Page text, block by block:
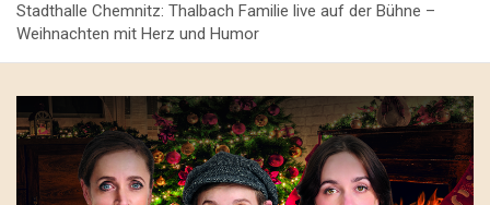
Stadthalle Chemnitz: Thalbach Familie live auf der Bühne –
Weihnachten mit Herz und Humor